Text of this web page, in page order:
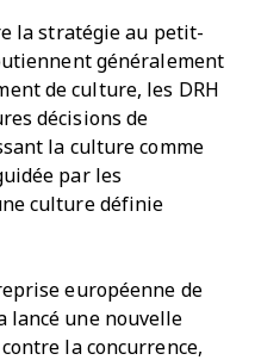
la stratégie au petit-
généralement
de culture, les DRH
décisions de
la culture comme
par les
culture définie
européenne de
lancé une nouvelle
la concurrence,